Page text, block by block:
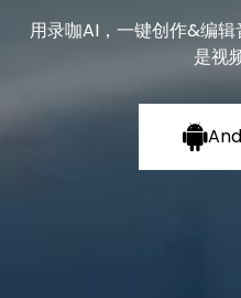
用录咖AI，一键创作&编
是视